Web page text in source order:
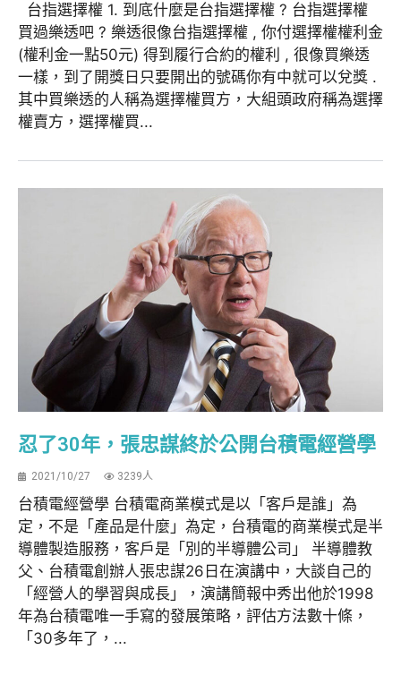
台指選擇權 1. 到底什麼是台指選擇權 ? 台指選擇權
買過樂透吧 ? 樂透很像台指選擇權 , 你付選擇權權利金
(權利金一點50元) 得到履行合約的權利 , 很像買樂透
一樣，到了開獎日只要開出的號碼你有中就可以兌獎 .
其中買樂透的人稱為選擇權買方，大組頭政府稱為選擇
權賣方，選擇權買...
忍了30年，張忠謀終於公開台積電經營學
2021/10/27 3239人
台積電經營學 台積電商業模式是以「客戶是誰」為
定，不是「產品是什麼」為定，台積電的商業模式是半
導體製造服務，客戶是「別的半導體公司」 半導體教
父、台積電創辦人張忠謀26日在演講中，大談自己的
「經營人的學習與成長」，演講簡報中秀出他於1998
年為台積電唯一手寫的發展策略，評估方法數十條，
「30多年了，...